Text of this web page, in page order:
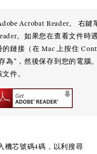
Acrobat Reader。 右鍵
。如果您在查看文件時
鏈接（在 Mac 上按住
為”，然後保存到您的電腦
件。
機芯號碼4碼，以利搜尋